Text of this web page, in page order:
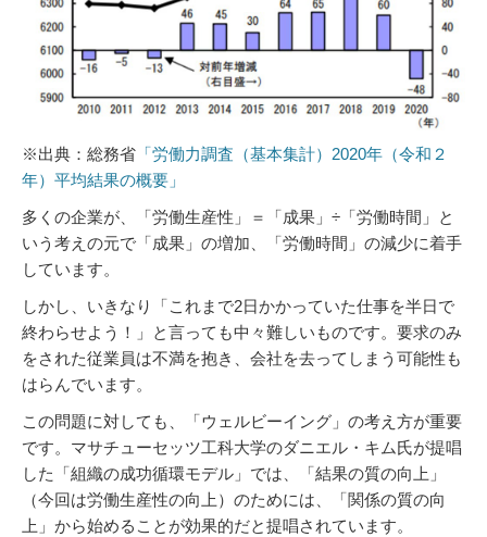
※出典：総務省 「労働力調査（基本集計）2020年（令和２
年）平均結果の概要」
多くの企業が、「労働生産性」＝「成果」÷「労働時間」と
いう考えの元で「成果」の増加、「労働時間」の減少に着手
しています。
しかし、いきなり「これまで2日かかっていた仕事を半日で
終わらせよう！」と言っても中々難しいものです。要求のみ
をされた従業員は不満を抱き、会社を去ってしまう可能性も
はらんでいます。
この問題に対しても、「ウェルビーイング」の考え方が重要
です。マサチューセッツ工科大学のダニエル・キム氏が提唱
した「組織の成功循環モデル」では、「結果の質の向上」
（今回は労働生産性の向上）のためには、「関係の質の向
上」から始めることが効果的だと提唱されています。